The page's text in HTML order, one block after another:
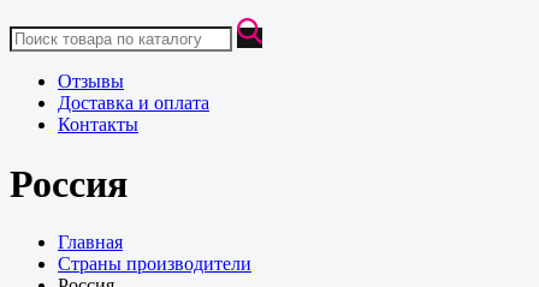
Отзывы
Доставка и оплата
Контакты
Россия
Главная
Страны производители